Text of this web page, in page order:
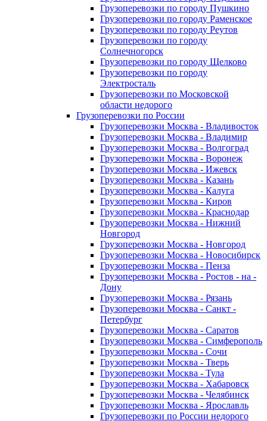
Грузоперевозки по городу Пушкино
Грузоперевозки по городу Раменское
Грузоперевозки по городу Реутов
Грузоперевозки по городу
Солнечногорск
Грузоперевозки по городу Щелково
Грузоперевозки по городу
Электросталь
Грузоперевозки по Московской
области недорого
Грузоперевозки по России
Грузоперевозки Москва - Владивосток
Грузоперевозки Москва - Владимир
Грузоперевозки Москва - Волгоград
Грузоперевозки Москва - Воронеж
Грузоперевозки Москва - Ижевск
Грузоперевозки Москва - Казань
Грузоперевозки Москва - Калуга
Грузоперевозки Москва - Киров
Грузоперевозки Москва - Краснодар
Грузоперевозки Москва - Нижний
Новгород
Грузоперевозки Москва - Новгород
Грузоперевозки Москва - Новосибирск
Грузоперевозки Москва - Пенза
Грузоперевозки Москва - Ростов - на -
Дону
Грузоперевозки Москва - Рязань
Грузоперевозки Москва - Санкт -
Петербург
Грузоперевозки Москва - Саратов
Грузоперевозки Москва - Симферополь
Грузоперевозки Москва - Сочи
Грузоперевозки Москва - Тверь
Грузоперевозки Москва - Тула
Грузоперевозки Москва - Хабаровск
Грузоперевозки Москва - Челябинск
Грузоперевозки Москва - Ярославль
Грузоперевозки по России недорого